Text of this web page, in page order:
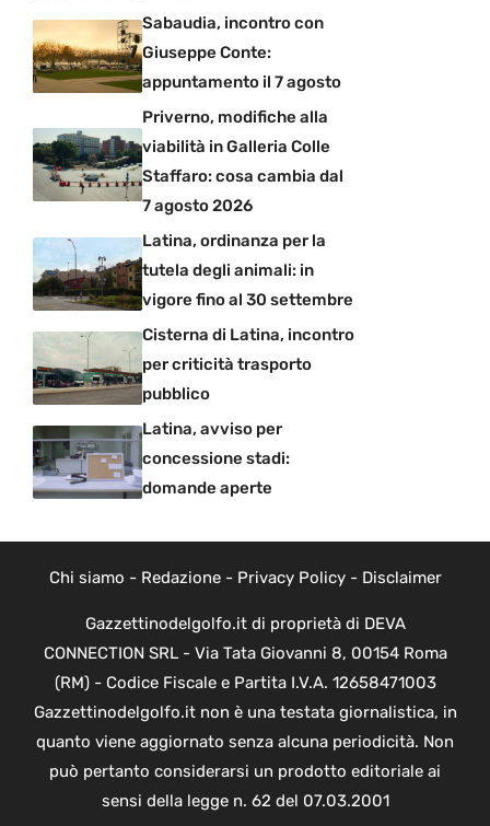
Sabaudia, incontro con
Giuseppe Conte:
appuntamento il 7 agosto
Priverno, modifiche alla
viabilità in Galleria Colle
Staffaro: cosa cambia dal
7 agosto 2026
Latina, ordinanza per la
tutela degli animali: in
vigore fino al 30 settembre
Cisterna di Latina, incontro
per criticità trasporto
pubblico
Latina, avviso per
concessione stadi:
domande aperte
Chi siamo - Redazione- Privacy Policy- Disclaimer
Gazzettinodelgolfo.it di proprietà di DEVA
CONNECTION SRL - Via Tata Giovanni 8, 00154 Roma
(RM) - Codice Fiscale e Partita I.V.A. 12658471003
Gazzettinodelgolfo.it non è una testata giornalistica, in
quanto viene aggiornato senza alcuna periodicità. Non
può pertanto considerarsi un prodotto editoriale ai
sensi della legge n. 62 del 07.03.2001